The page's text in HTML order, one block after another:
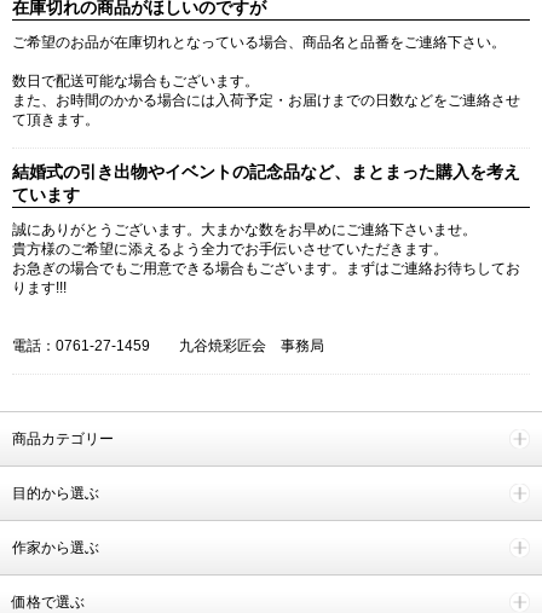
在庫切れの商品がほしいのですが
ご希望のお品が在庫切れとなっている場合、商品名と品番をご連絡下さい。
数日で配送可能な場合もございます。
また、お時間のかかる場合には入荷予定・お届けまでの日数などをご連絡させ
て頂きます。
結婚式の引き出物やイベントの記念品など、まとまった購入を考え
ています
誠にありがとうございます。大まかな数をお早めにご連絡下さいませ。
貴方様のご希望に添えるよう全力でお手伝いさせていただきます。
お急ぎの場合でもご用意できる場合もございます。まずはご連絡お待ちしてお
ります!!!
電話：0761-27-1459 九谷焼彩匠会 事務局
商品カテゴリー
目的から選ぶ
作家から選ぶ
価格で選ぶ